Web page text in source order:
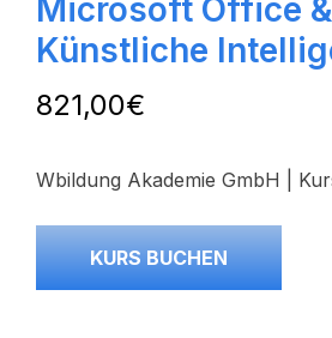
Microsoft Office &
Künstliche
821,00€
Wbildung Akademie GmbH |
KURS BUCHEN